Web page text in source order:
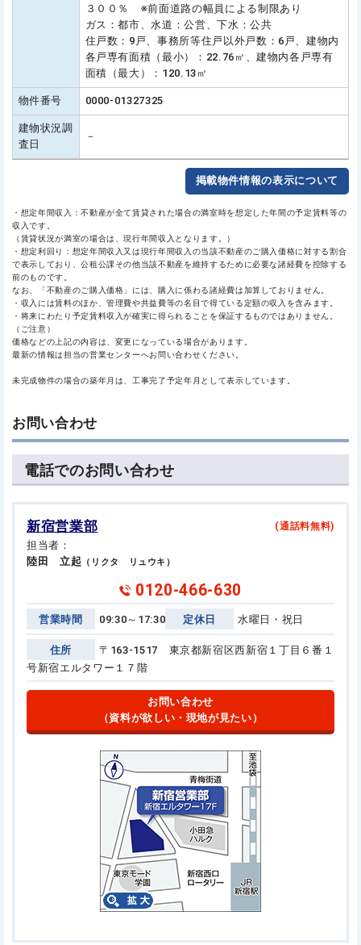
３００％ ※前面道路の幅員による制限あり
ガス：都市、水道：公営、下水：公共
住戸数：9戸、事務所等住戸以外戸数：6戸、建物内
各戸専有面積（最小）：22.76㎡、建物内各戸専有
面積（最大）：120.13㎡
物件番号 0000-01327325
建物状況調
査日
－
掲載物件情報の表示について
・想定年間収入：不動産が全て賃貸された場合の満室時を想定した年間の予定賃料等の
収入です。
（賃貸状況が満室の場合は、現行年間収入となります。）
・想定利回り：想定年間収入又は現行年間収入の当該不動産のご購入価格に対する割合
で表示しており、公租公課その他当該不動産を維持するために必要な諸経費を控除する
前のものです。
なお、「不動産のご購入価格」には、購入に係わる諸経費は加算しておりません。
・収入には賃料のほか、管理費や共益費等の名目で得ている定額の収入を含みます。
・将来にわたり予定賃料収入が確実に得られることを保証するものではありません。
（ご注意）
価格などの上記の内容は、変更になっている場合があります。
最新の情報は担当の営業センターへお問い合わせください。
未完成物件の場合の築年月は、工事完了予定年月として表示しています。
お問い合わせ
電話でのお問い合わせ
新宿営業部
担当者：
陸田 立起 （リクタ リュウキ）
0120-466-630
(通話料無料)
営業時間 09:30～17:30 定休日 水曜日・祝日
住所
〒163-1517 東京都新宿区西新宿１丁目６番１
号新宿エルタワー１７階
お問い合わせ
（資料が欲しい・現地が見たい）